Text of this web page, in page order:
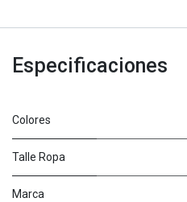
Especificaciones
Colores
Talle Ropa
Marca